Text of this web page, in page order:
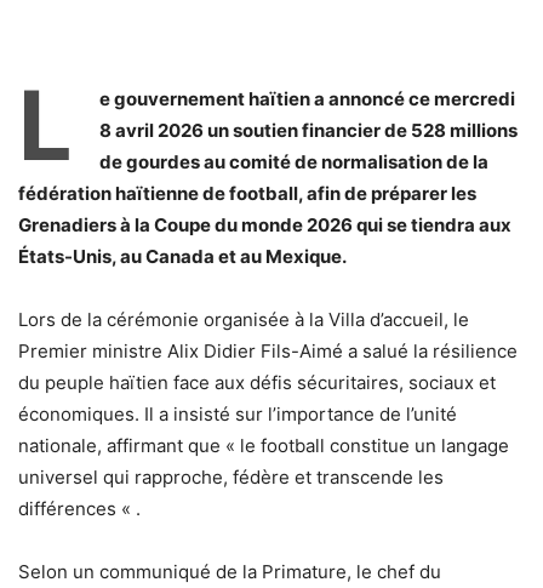
L
e gouvernement haïtien a annoncé ce mercredi
8 avril 2026 un soutien financier de 528 millions
de gourdes au comité de normalisation de la
fédération haïtienne de football, afin de préparer les
Grenadiers à la Coupe du monde 2026 qui se tiendra aux
États-Unis, au Canada et au Mexique.
Lors de la cérémonie organisée à la Villa d’accueil, le
Premier ministre Alix Didier Fils-Aimé a salué la résilience
du peuple haïtien face aux défis sécuritaires, sociaux et
économiques. Il a insisté sur l’importance de l’unité
nationale, affirmant que « le football constitue un langage
universel qui rapproche, fédère et transcende les
différences « .
Selon un communiqué de la Primature, le chef du